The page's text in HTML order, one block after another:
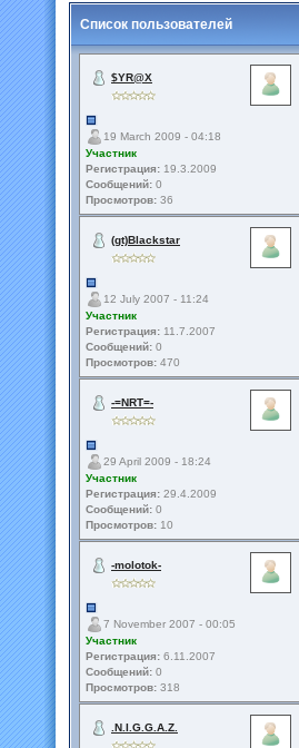
Список пользователей
$YR@X
19 March 2009 - 04:18
Участник
Регистрация: 19.3.2009
Сообщений: 0
Просмотров: 36
(gt)Blackstar
12 July 2007 - 11:24
Участник
Регистрация: 11.7.2007
Сообщений: 0
Просмотров: 470
-=NRT=-
29 April 2009 - 18:24
Участник
Регистрация: 29.4.2009
Сообщений: 0
Просмотров: 10
-molotok-
7 November 2007 - 00:05
Участник
Регистрация: 6.11.2007
Сообщений: 0
Просмотров: 318
.N.I.G.G.A.Z.